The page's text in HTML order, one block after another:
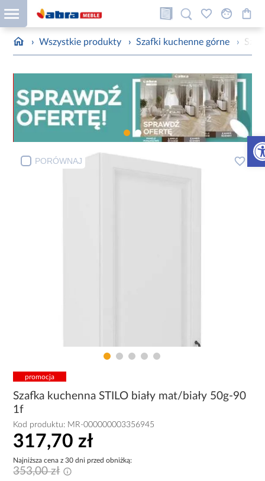
› Wszystkie produkty › Szafki kuchenne górne ›
PORÓWNAJ
promocja
Szafka kuchenna STILO biały mat/biały 50g-90
1f
Kod produktu: MR-000000003356945
317,70 zł
Najniższa cena z 30 dni przed obniżką:
353,00 zł